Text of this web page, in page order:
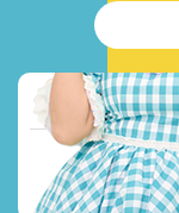
＼通話
受付